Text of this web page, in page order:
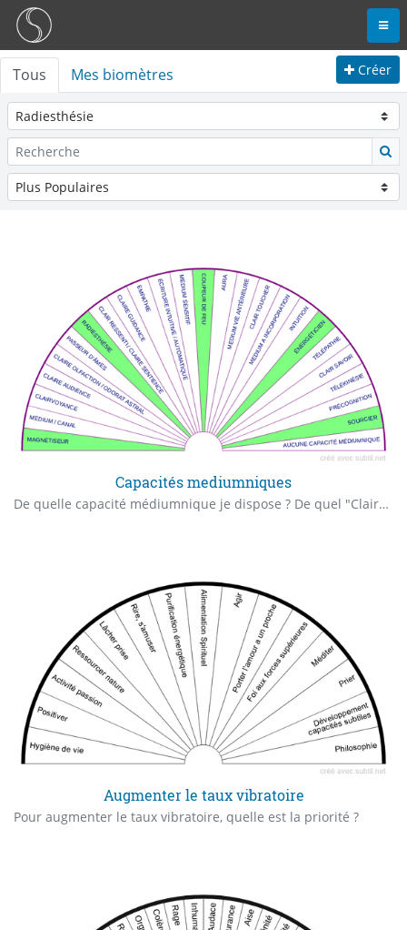
Tous Mes biomètres Créer
Capacités mediumniques
De quelle capacité médiumnique je dispose ? De quel "Claire" capacité je dispose ? Quelle est ma première capacité médiumnique ?
Augmenter le taux vibratoire
Pour augmenter le taux vibratoire, quelle est la priorité ?